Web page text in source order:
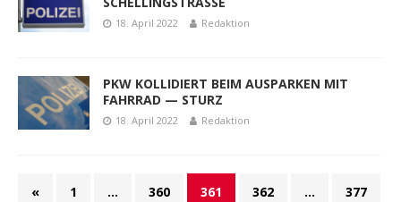
18. April 2022 Redaktion
PKW KOLLIDIERT BEIM AUSPARKEN MIT
FAHRRAD — STURZ
18. April 2022 Redaktion
« 1 … 360 361 362 … 377